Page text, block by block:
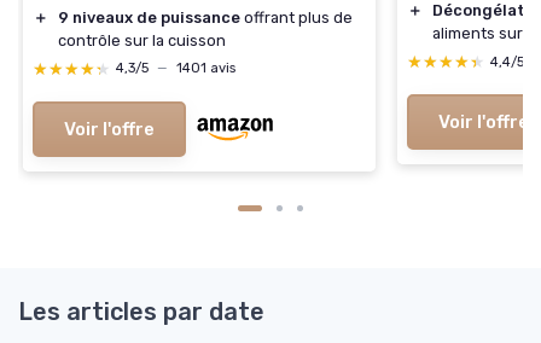
＋
9 niveaux de puissance offrant plus de
contrôle sur la cuisson
★★★★★
★★★★★ 4,3/5 — 1401 avis
Voir l'offre
＋
aliments
★★★★★
★★★★★ 4,4/5
Voir l'offre
Les articles par date